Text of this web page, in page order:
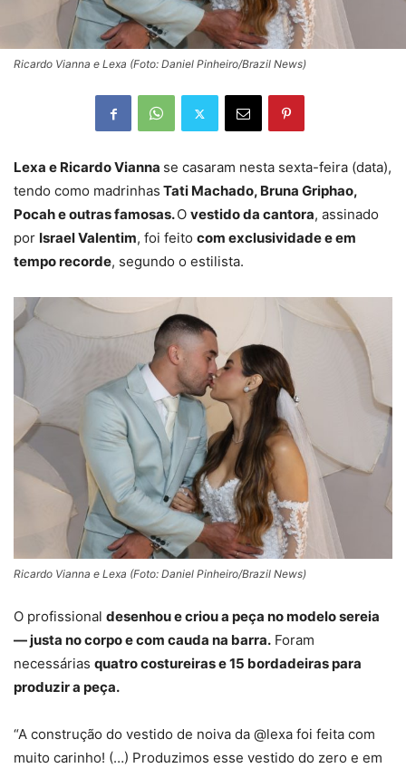
Ricardo Vianna e Lexa (Foto: Daniel Pinheiro/Brazil News)
Lexa e Ricardo Vianna se casaram nesta sexta-feira (data),
tendo como madrinhas Tati Machado, Bruna Griphao,
Pocah e outras famosas.O vestido da cantora, assinado
por Israel Valentim, foi feito com exclusividade e em
tempo recorde, segundo o estilista.
Ricardo Vianna e Lexa (Foto: Daniel Pinheiro/Brazil News)
O profissional desenhou e criou a peça no modelo sereia
— justa no corpo e com cauda na barra. Foram
necessárias quatro costureiras e 15 bordadeiras para
produzir a peça.
“A construção do vestido de noiva da @lexa foi feita com
muito carinho! (…) Produzimos esse vestido do zero e em